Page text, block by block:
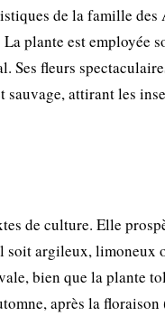
de la famille des
plante est employée
fleurs
attirant les
de culture. Elle
soit argileux, limoneux
bien que la plante
après la